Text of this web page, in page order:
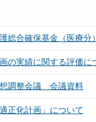
総合確保基金（医療分
の実績に関する評価に
調整会議 会議資料
正化計画」について